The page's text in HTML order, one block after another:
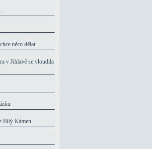
něco dělat
v Jihlavě se vloudila
Bílý Kámen